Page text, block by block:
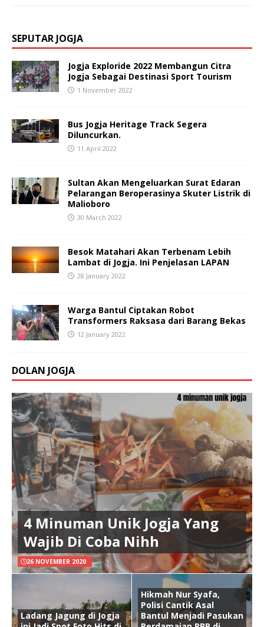
SEPUTAR JOGJA
Jogja Exploride 2022 Membangun Citra
Jogja Sebagai Destinasi Sport Tourism
1 November 2022
Bus Jogja Heritage Track Segera
Diluncurkan.
11 April 2022
Sultan Akan Mengeluarkan Surat Edaran
Pelarangan Beroperasinya Skuter Listrik di
Malioboro
30 March 2022
Besok Matahari Akan Terbenam Lebih
Lambat di Jogja. Ini Penjelasan LAPAN
28 January 2022
Warga Bantul Ciptakan Robot
Transformers Raksasa dari Barang Bekas
12 January 2022
DOLAN JOGJA
4 Minuman Unik Jogja Yang
Wajib Di Coba Nihh
26 NOVEMBER 2020
Ladang Jagung di Jogja
Hikmah Nur Syafa,
Polisi Cantik Asal
Bantul Menjadi Pasukan